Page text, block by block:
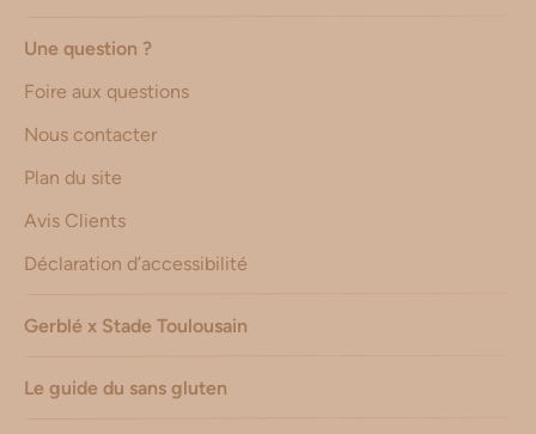
Une question ?
Foire aux questions
Nous contacter
Plan du site
Avis Clients
Déclaration d’accessibilité
Gerblé x Stade Toulousain
Le guide du sans gluten